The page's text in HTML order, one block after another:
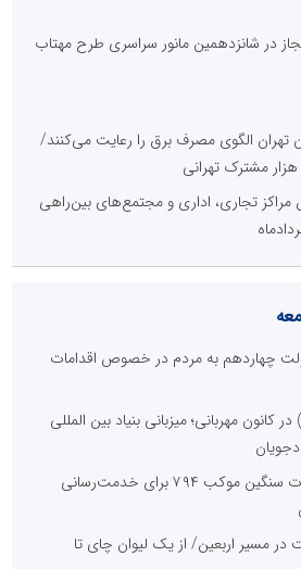
برق غیرمجاز در شانزدهمین مانور سراسری طرح مهتاب
تهران الگوی مصرف برق را رعایت می‌کنند/
پایش مراکز تجاری، اداری و مجتمع‌های بین‌راهی
چهاردهم به مردم در خصوص اقدامات
مهربانی؛ میزبانی بنیاد بین المللی
بارگیری و اعزام ماشین‌آلات سنگین موکب ۷۹۴ برای خدمت‌رسانی
مسیر اربعین/ از یک لیوان چای تا